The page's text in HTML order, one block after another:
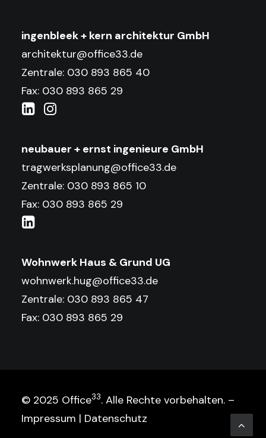
ingenbleek + kern architektur GmbH
architektur@office33.de
Zentrale: 030 893 865 40
Fax: 030 893 865 29
neubauer + ernst ingenieure GmbH
tragwerksplanung@office33.de
Zentrale: 030 893 865 10
Fax: 030 893 865 29
Wohnwerk Haus & Grund UG
wohnwerk.hug@office33.de
Zentrale: 030 893 865 47
Fax: 030 893 865 29
© 2025 Office33. Alle Rechte vorbehalten. –
Impressum | Datenschutz